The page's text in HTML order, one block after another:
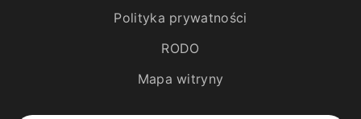
Polityka prywatności
RODO
Mapa witryny